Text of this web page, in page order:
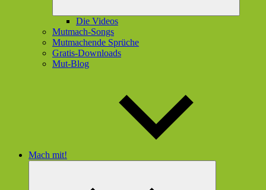
Die Videos
Mutmach-Songs
Mutmachende Sprüche
Gratis-Downloads
Mut-Blog
Mach mit!